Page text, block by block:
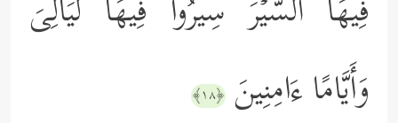
فِیهَا ٱلسَّیۡرَۖ سِیرُواْ فِیهَا لَیَالِیَ
وَأَیَّامًا ءَامِنِینَ ﴿١٨﴾